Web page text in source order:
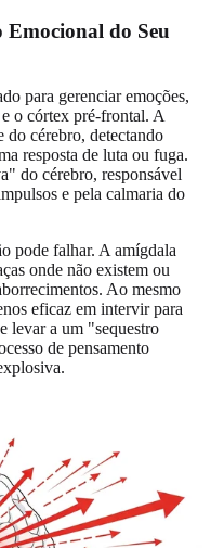
Emocional do Seu
para gerenciar emoções,
o córtex pré-frontal. A
do cérebro, detectando
resposta de luta ou fuga.
do cérebro, responsável
e pela calmaria do
pode falhar. A amígdala
onde não existem ou
Ao mesmo
eficaz em intervir para
levar a um "sequestro
de pensamento